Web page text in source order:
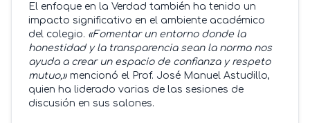
El enfoque en la Verdad también ha tenido un
impacto significativo en el ambiente académico
del colegio. «Fomentar un entorno donde la
honestidad y la transparencia sean la norma nos
ayuda a crear un espacio de confianza y respeto
mutuo,» mencionó el Prof. José Manuel Astudillo,
quien ha liderado varias de las sesiones de
discusión en sus salones.